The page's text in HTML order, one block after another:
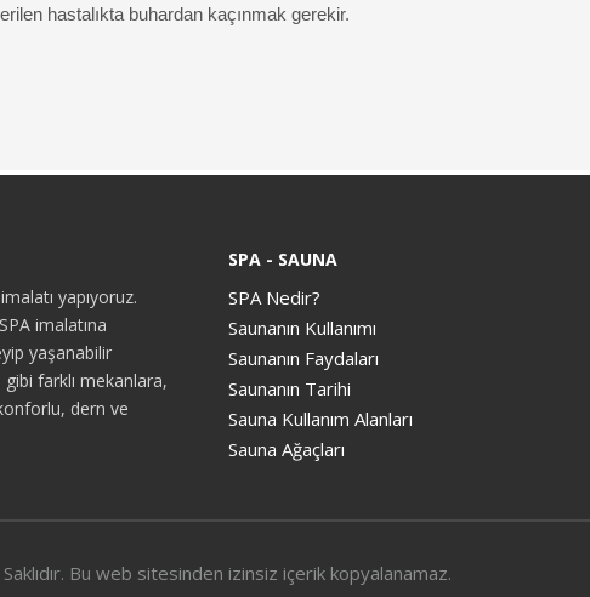
hastalıkta buhardan kaçınmak gerekir.
yapıyoruz.
imalatına
yaşanabilir
farklı mekanlara,
konforlu, dern ve
SPA - SAUNA
SPA Nedir?
Saunanın Kullanımı
Saunanın Faydaları
Saunanın Tarihi
Sauna Kullanım Alanları
Sauna Ağaçları
Bu web sitesinden izinsiz içerik kopyalanamaz.